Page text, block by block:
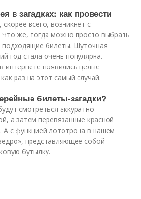
в загадках: как провести
всего, возникнет с
Что же, тогда можно просто выбрать
подходящие билеты. Шуточная
год стала очень популярна.
интернете появились целые
раз на этот самый случай.
билеты-загадки?
смотреться аккуратно
а затем перевязанные красной
А с функцией лототрона в нашем
представляющее собой
бутылку.